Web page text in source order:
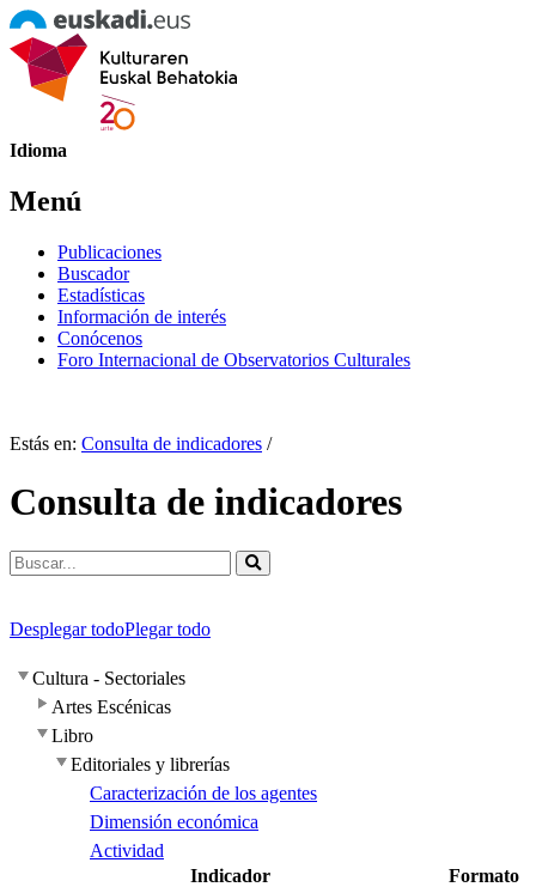
Idioma
Menú
Publicaciones
Buscador
Estadísticas
Información de interés
Conócenos
Foro Internacional de Observatorios Culturales
Estás en: Consulta de indicadores /
Consulta de indicadores
Desplegar todoPlegar todo
Cultura - Sectoriales
Artes Escénicas
Libro
Editoriales y librerías
Caracterización de los agentes
Dimensión económica
Actividad
Indicador
Formato